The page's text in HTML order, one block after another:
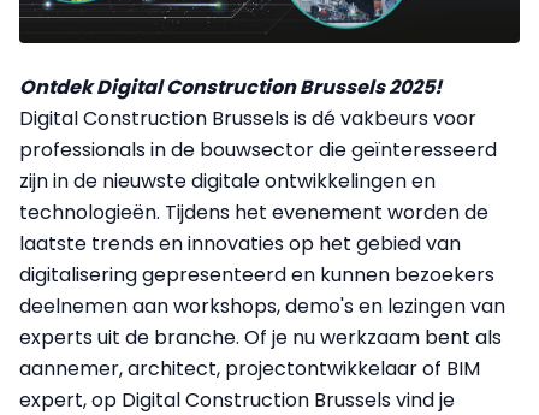
Ontdek Digital Construction Brussels 2025!
Digital Construction Brussels is dé vakbeurs voor
professionals in de bouwsector die geïnteresseerd
zijn in de nieuwste digitale ontwikkelingen en
technologieën. Tijdens het evenement worden de
laatste trends en innovaties op het gebied van
digitalisering gepresenteerd en kunnen bezoekers
deelnemen aan workshops, demo's en lezingen van
experts uit de branche. Of je nu werkzaam bent als
aannemer, architect, projectontwikkelaar of BIM
expert, op Digital Construction Brussels vind je